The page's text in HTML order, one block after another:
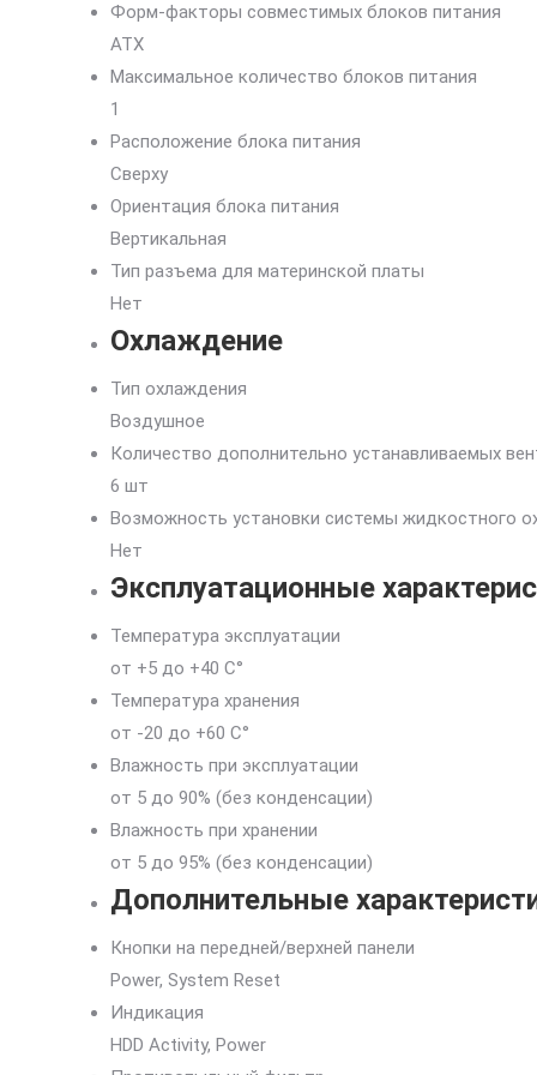
Форм-факторы совместимых блоков питания
ATX
Максимальное количество блоков питания
1
Расположение блока питания
Сверху
Ориентация блока питания
Вертикальная
Тип разъема для материнской платы
Нет
Охлаждение
Тип охлаждения
Воздушное
Количество дополнительно устанавливаемых
6 шт
Возможность установки системы жидкостного
Нет
Эксплуатационные
Температура эксплуатации
от +5 до +40 С°
Температура хранения
от -20 до +60 С°
Влажность при эксплуатации
от 5 до 90% (без конденсации)
Влажность при хранении
от 5 до 95% (без конденсации)
Дополнительные
Кнопки на передней/верхней панели
Power, System Reset
Индикация
HDD Activity, Power